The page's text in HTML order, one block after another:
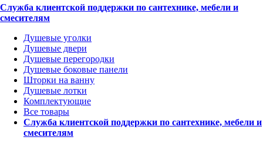
Служба клиентской поддержки по сантехнике, мебели и
смесителям
Душевые уголки
Душевые двери
Душевые перегородки
Душевые боковые панели
Шторки на ванну
Душевые лотки
Комплектующие
Все товары
Служба клиентской поддержки по сантехнике, мебели и
смесителям